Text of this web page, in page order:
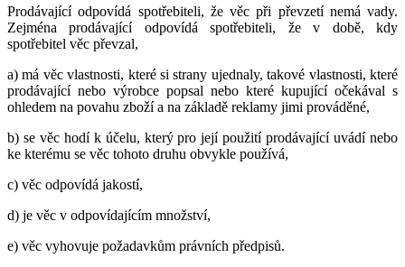
Prodávající odpovídá spotřebiteli, že věc při převzetí nemá vady.
Zejména prodávající odpovídá spotřebiteli, že v době, kdy
spotřebitel věc převzal,
a) má věc vlastnosti, které si strany ujednaly, takové vlastnosti, které
prodávající nebo výrobce popsal nebo které kupující očekával s
ohledem na povahu zboží a na základě reklamy jimi prováděné,
b) se věc hodí k účelu, který pro její použití prodávající uvádí nebo
ke kterému se věc tohoto druhu obvykle používá,
c) věc odpovídá jakostí,
d) je věc v odpovídajícím množství,
e) věc vyhovuje požadavkům právních předpisů.